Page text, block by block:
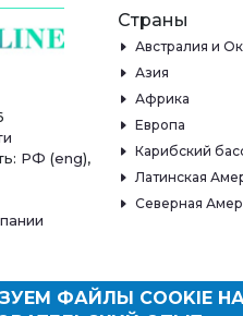
РФ (eng),
Страны
Австралия и
Азия
Африка
Европа
Карибский
Латинская
Северная
ФАЙЛЫ COOKIE